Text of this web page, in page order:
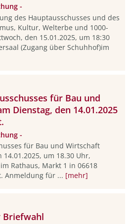
-
des Hauptausschusses und des
Kultur, Welterbe und 1000-
den 15.01.2025, um 18:30
(Zugang über Schuhhof)im
für Bau und
Dienstag, den 14.01.2025
-
für Bau und Wirtschaft
um 18.30 Uhr,
Rathaus, Markt 1 in 06618
Anmeldung für ... [mehr]